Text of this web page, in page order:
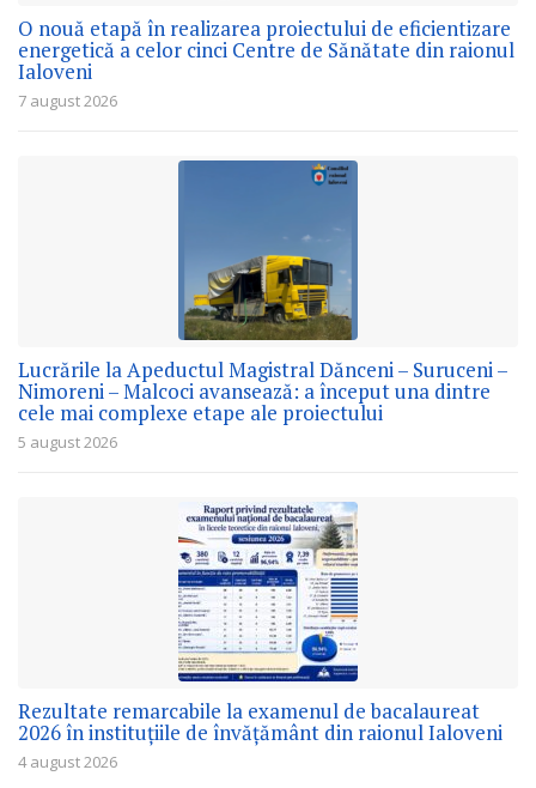
O nouă etapă în realizarea proiectului de eficientizare
energetică a celor cinci Centre de Sănătate din raionul
Ialoveni
7 august 2026
Lucrările la Apeductul Magistral Dănceni – Suruceni –
Nimoreni – Malcoci avansează: a început una dintre
cele mai complexe etape ale proiectului
5 august 2026
Rezultate remarcabile la examenul de bacalaureat
2026 în instituțiile de învățământ din raionul Ialoveni
4 august 2026